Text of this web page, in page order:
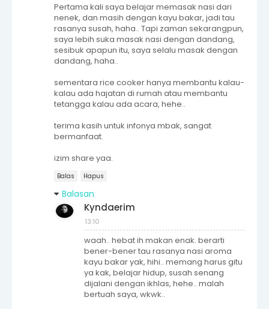
Pertama kali saya belajar memasak nasi dari
nenek, dan masih dengan kayu bakar, jadi tau
rasanya susah, haha.. Tapi zaman sekarangpun,
saya lebih suka masak nasi dengan dandang,
sesibuk apapun itu, saya selalu masak dengan
dandang, haha..
sementara rice cooker hanya membantu kalau-
kalau ada hajatan di rumah atau membantu
tetangga kalau ada acara, hehe..
terima kasih untuk infonya mbak, sangat
bermanfaat.
izim share yaa.
Balas Hapus
Balasan
Kyndaerim
13:10
waah.. hebat ih makan enak. berarti
bener-bener tau rasanya nasi aroma
kayu bakar yak, hihi.. memang harus gitu
ya kak, belajar hidup, susah senang
dijalani dengan ikhlas, hehe.. malah
bertuah saya, wkwk..